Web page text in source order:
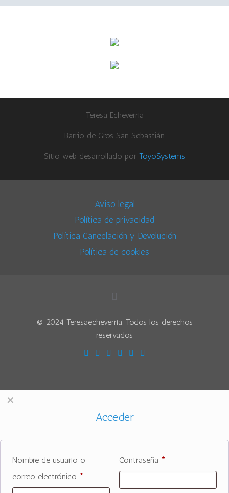
Teresa Echeverria
Barrio de Gros San Sebastián
Sitio web desarrollado por ToyoSystems
Aviso legal
Política de privacidad
Política Cancelación y Devolución
Política de cookies
© 2024 Teresaecheverria. Todos los derechos
reservados
✕
Acceder
Nombre de usuario o
correo electrónico *
Contraseña *